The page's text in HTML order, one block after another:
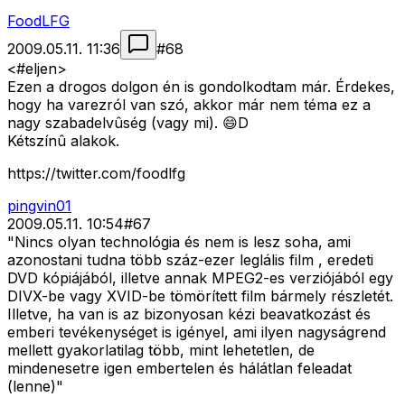
FoodLFG
2009.05.11. 11:36
#68
<#eljen>
Ezen a drogos dolgon én is gondolkodtam már. Érdekes,
hogy ha varezról van szó, akkor már nem téma ez a
nagy szabadelvûség (vagy mi). 😄D
Kétszínû alakok.
https://twitter.com/foodlfg
pingvin01
2009.05.11. 10:54#67
"Nincs olyan technológia és nem is lesz soha, ami
azonostani tudna több száz-ezer leglális film , eredeti
DVD kópiájából, illetve annak MPEG2-es verziójából egy
DIVX-be vagy XVID-be tömörített film bármely részletét.
Illetve, ha van is az bizonyosan kézi beavatkozást és
emberi tevékenységet is igényel, ami ilyen nagyságrend
mellett gyakorlatilag több, mint lehetetlen, de
mindenesetre igen embertelen és hálátlan feleadat
(lenne)"